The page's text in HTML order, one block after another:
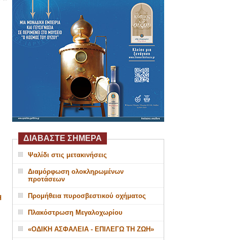
ΔΙΑΒΑΣΤΕ ΣΗΜΕΡΑ
Ψαλίδι στις μετακινήσεις
Διαμόρφωση ολοκληρωμένων
προτάσεων
Προμήθεια πυροσβεστικού οχήματος
Πλακόστρωση Μεγαλοχωρίου
«ΟΔΙΚΗ ΑΣΦΑΛΕΙΑ - ΕΠΙΛΕΓΩ ΤΗ ΖΩΗ»